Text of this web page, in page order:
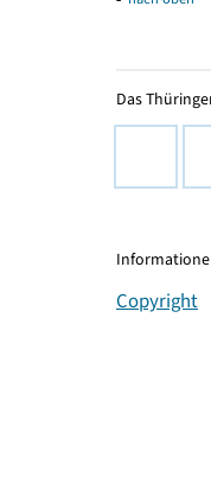
Das
Copyright